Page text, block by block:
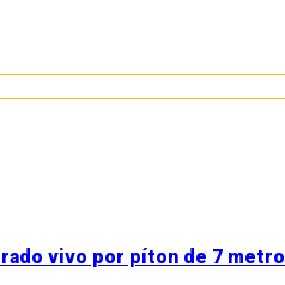
vivo por píton de 7